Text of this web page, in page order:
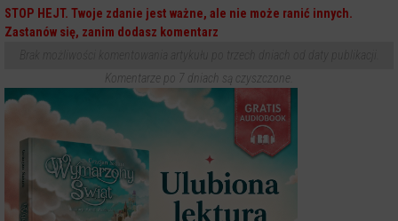
STOP HEJT. Twoje zdanie jest ważne, ale nie może ranić innych.
Zastanów się, zanim dodasz komentarz
Komentarze po 7 dniach są czyszczone.